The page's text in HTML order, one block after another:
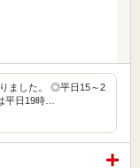
ました。 ◎平日15～2
平日19時…